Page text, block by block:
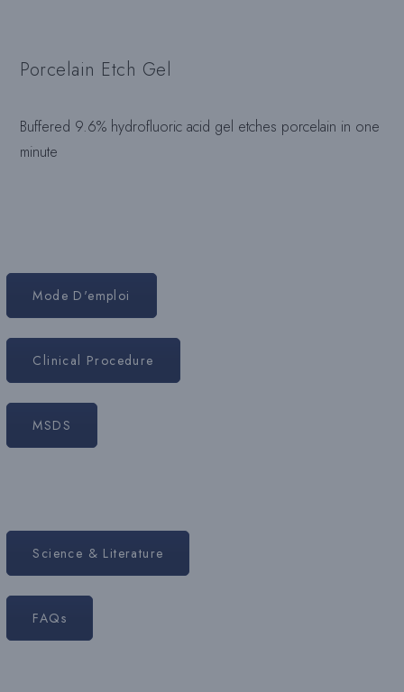
Porcelain Etch Gel
Buffered 9.6% hydrofluoric acid gel etches porcelain in one
minute
Mode D'emploi
Clinical Procedure
MSDS
Science & Literature
FAQs